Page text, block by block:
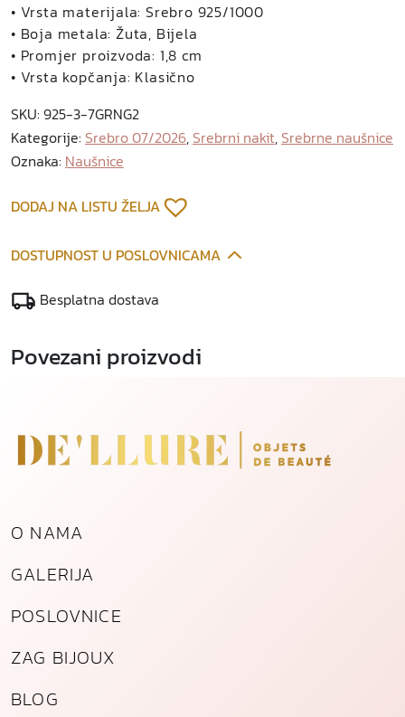
• Vrsta materijala: Srebro 925/1000
• Boja metala: Žuta, Bijela
• Promjer proizvoda: 1,8 cm
• Vrsta kopčanja: Klasično
SKU: 925-3-7GRNG2
Kategorije: Srebro 07/2026, Srebrni nakit, Srebrne naušnice
Oznaka: Naušnice
DODAJ NA LISTU ŽELJA
DOSTUPNOST U POSLOVNICAMA
Besplatna dostava
Povezani proizvodi
O NAMA
GALERIJA
POSLOVNICE
ZAG BIJOUX
BLOG